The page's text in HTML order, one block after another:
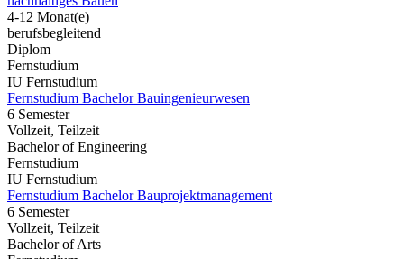
4-12 Monat(e)
berufsbegleitend
Diplom
Fernstudium
IU Fernstudium
Fernstudium Bachelor Bauingenieurwesen
6 Semester
Vollzeit, Teilzeit
Bachelor of Engineering
Fernstudium
IU Fernstudium
Fernstudium Bachelor Bauprojektmanagement
6 Semester
Vollzeit, Teilzeit
Bachelor of Arts